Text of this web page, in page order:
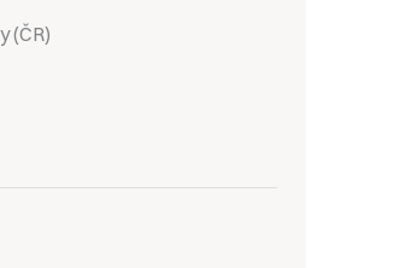
(ČR)